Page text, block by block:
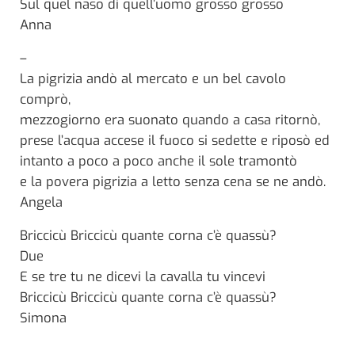
Sul quel naso di quell’uomo grosso grosso
Anna
–
La pigrizia andò al mercato e un bel cavolo
comprò,
mezzogiorno era suonato quando a casa ritornò,
prese l’acqua accese il fuoco si sedette e riposò ed
intanto a poco a poco anche il sole tramontò
e la povera pigrizia a letto senza cena se ne andò.
Angela
Briccicù Briccicù quante corna c’è quassù?
Due
E se tre tu ne dicevi la cavalla tu vincevi
Briccicù Briccicù quante corna c’è quassù?
Simona